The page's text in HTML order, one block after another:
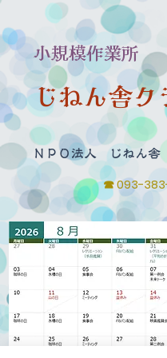
​小規模作業所
じねん舎ク
​ＮＰＯ法人 じねん舎
☎093-
◆今後の予定表